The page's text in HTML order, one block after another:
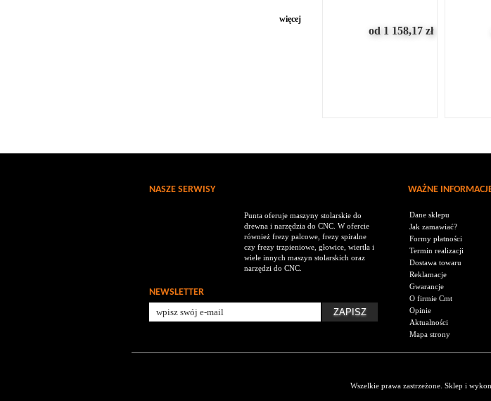
więcej
od 1 158,17 zł
NASZE SERWISY WAŻNE
Punta oferuje maszyny stolarskie do
drewna i narzędzia do CNC. W ofercie
również frezy palcowe, frezy spiralne
czy frezy trzpieniowe, głowice, wiertła i
wiele innych maszyn stolarskich oraz
narzędzi do CNC.
NEWSLETTER
Dane sklepu
Jak zamawiać?
Formy płatności
Termin realizacji
Dostawa towaru
Reklamacje
Gwarancje
O firmie Cmt
Opinie
Aktualności
Mapa strony
Wszelkie prawa zastrzeżone. Sklep i